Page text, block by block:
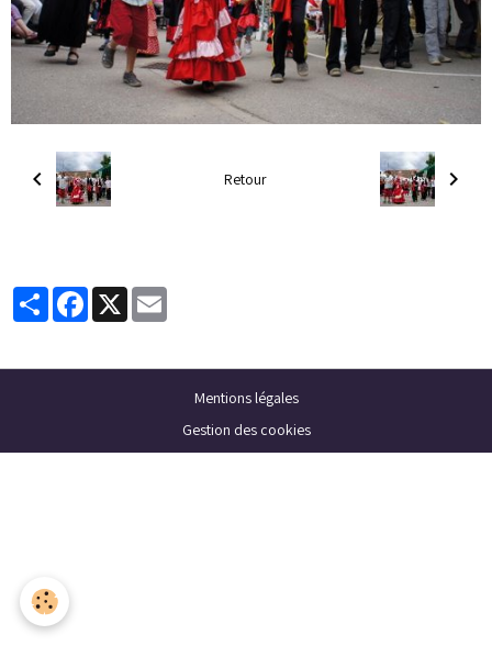
Retour
PartagerFacebook
X
Mentions légales
Gestion des cookies